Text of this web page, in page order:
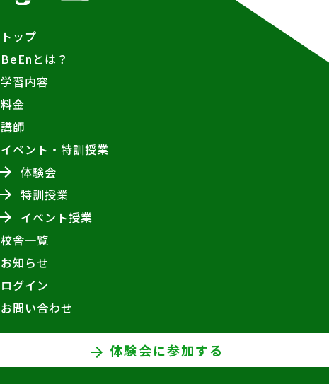
トップ
BeEnとは？
学習内容
料金
講師
イベント・特訓授業
体験会
特訓授業
イベント授業
校舎一覧
お知らせ
ログイン
お問い合わせ
体験会に参加する